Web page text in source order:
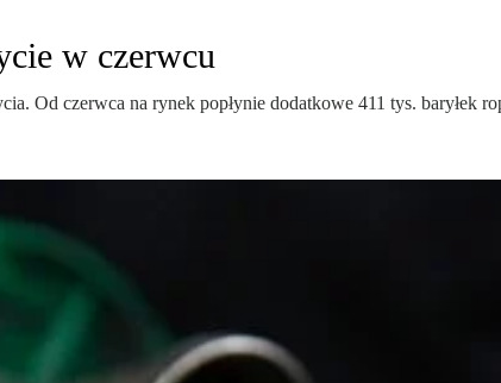
w czerwcu
Od czerwca na rynek popłynie dodatkowe 411 tys. baryłek